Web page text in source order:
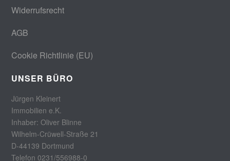
Widerrufsrecht
AGB
Cookie Richtlinie (EU)
UNSER BÜRO
Jürgen Kleinert
Immobilien e.K.
Inhaber: Oliver Blinne
Wilhelm-Crüwell-Straße 21
D-44139 Dortmund
Telefon 0231/556988-0